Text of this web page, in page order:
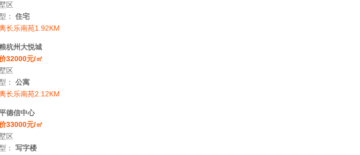
区
： 住宅
长乐南苑1.92KM
杭州大悦城
32000元/㎡
区
： 公寓
长乐南苑2.12KM
德信中心
33000元/㎡
区
： 写字楼